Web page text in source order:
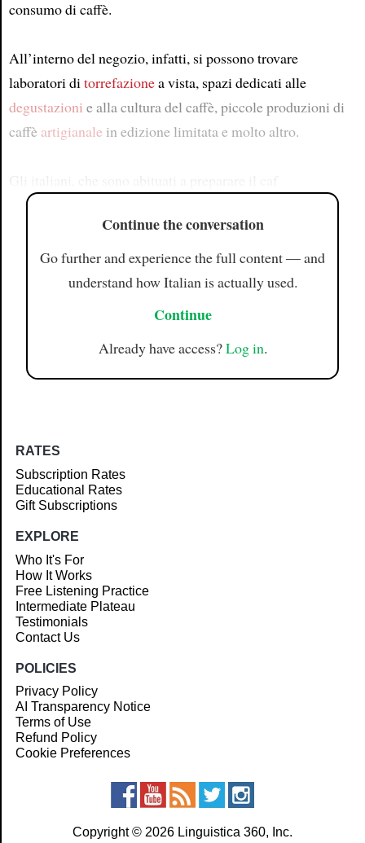
consumo di caffè.
All’interno del negozio, infatti, si possono trovare
laboratori ditorrefazionea vista, spazi dedicati alle
degustazioni e alla cultura del caffè, piccole produzioni di
caffè artigianale in edizione limitata e molto altro.
Continue the conversation
Go further and experience the full content — and
understand how Italian is actually used.
Continue
Already have access?Log in.
RATES
Subscription Rates
Educational Rates
Gift Subscriptions
EXPLORE
Who It's For
How It Works
Free Listening Practice
Intermediate Plateau
Testimonials
Contact Us
POLICIES
Privacy Policy
AI Transparency Notice
Terms of Use
Refund Policy
Cookie Preferences
Copyright © 2026 Linguistica 360, Inc.